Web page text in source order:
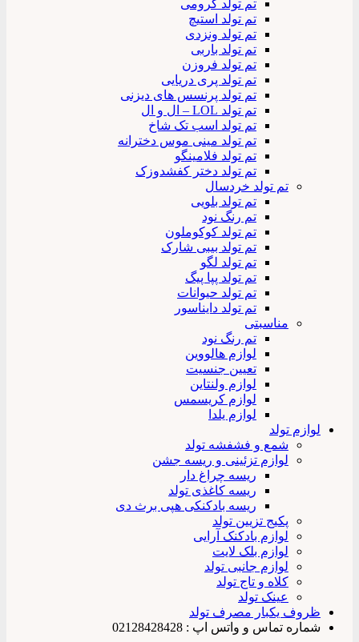
تم تولد کرومی
تم تولد استیچ
تم تولد ونزدی
تم تولد باربی
تم تولد فروزن
تم تولد پری دریایی
تم تولد پرنسس های دیزنی
تم تولد LOL – ال و ال
تم تولد اسب تک شاخ
تم تولد مینی موس دخترانه
تم تولد فلامینگو
تم تولد دختر کفشدوزک
تم تولد خردسال
تم تولد بلویی
تم رنگ نود
تم تولد کوکوملون
تم تولد بیبی شارک
تم تولد لگو
تم تولد پپا پیگ
تم تولد حیوانات
تم تولد دایناسور
مناسبتی
تم رنگ نود
لوازم هالووین
تعیین جنسیت
لوازم ولنتاین
لوازم کریسمس
لوازم یلدا
لوازم تولد
شمع و فشفشه تولد
لوازم تزئینی و ریسه جشن
ریسه چراغ دار
ریسه کاغذی تولد
ریسه بادکنکی هپی برث دی
پکیج تزیین تولد
لوازم بادکنک آرایی
لوازم بلک لایت
لوازم جانبی تولد
کلاه و تاج تولد
عینک تولد
ظروف یکبار مصرف تولد
شماره تماس و واتس اپ : 02128428428